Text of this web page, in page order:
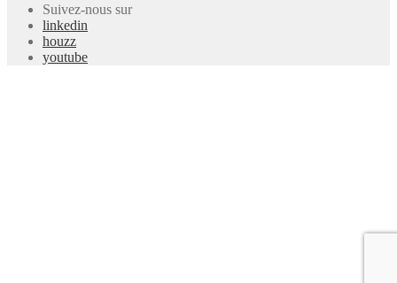
Suivez-nous sur
linkedin
houzz
youtube